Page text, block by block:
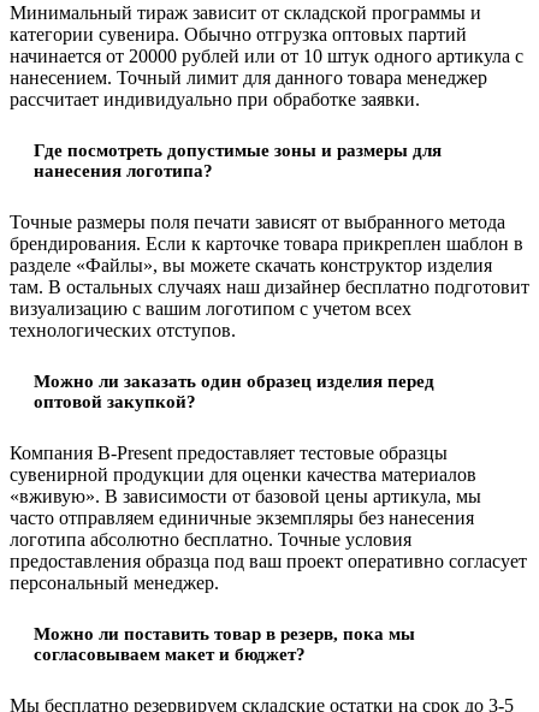
Минимальный тираж зависит от складской программы и
категории сувенира. Обычно отгрузка оптовых партий
начинается от 20000 рублей или от 10 штук одного артикула с
нанесением. Точный лимит для данного товара менеджер
рассчитает индивидуально при обработке заявки.
Где посмотреть допустимые зоны и размеры для
нанесения логотипа?
Точные размеры поля печати зависят от выбранного метода
брендирования. Если к карточке товара прикреплен шаблон в
разделе «Файлы», вы можете скачать конструктор изделия
там. В остальных случаях наш дизайнер бесплатно подготовит
визуализацию с вашим логотипом с учетом всех
технологических отступов.
Можно ли заказать один образец изделия перед
оптовой закупкой?
Компания B-Present предоставляет тестовые образцы
сувенирной продукции для оценки качества материалов
«вживую». В зависимости от базовой цены артикула, мы
часто отправляем единичные экземпляры без нанесения
логотипа абсолютно бесплатно. Точные условия
предоставления образца под ваш проект оперативно согласует
персональный менеджер.
Можно ли поставить товар в резерв, пока мы
согласовываем макет и бюджет?
Мы бесплатно резервируем складские остатки на срок до 3-5